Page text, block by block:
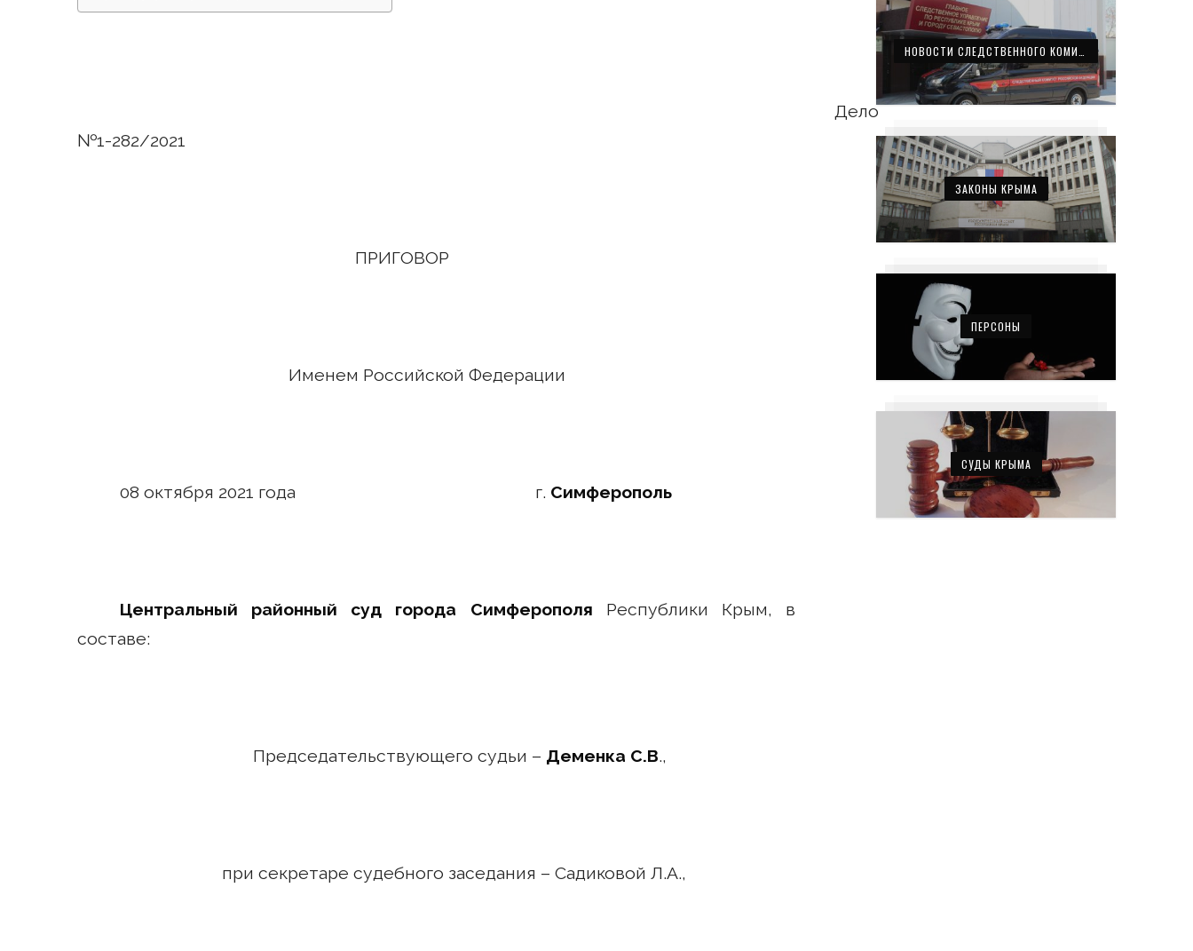
Дело
№1-282/2021
ПРИГОВОР
Именем Российской Федерации
08 октября 2021 года г. Симферополь
Центральный районный суд города Симферополя Республики Крым, в
составе:
Председательствующего судьи – Деменка С.В.,
при секретаре судебного заседания – Садиковой Л.А.,
ЗАКОНЫ КРЫМА
ПЕРСОНЫ
СУДЫ КРЫМА